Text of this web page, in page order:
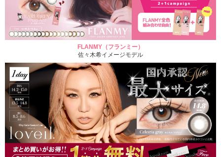
FLANMY（フランミー）
佐々木希イメージモデル